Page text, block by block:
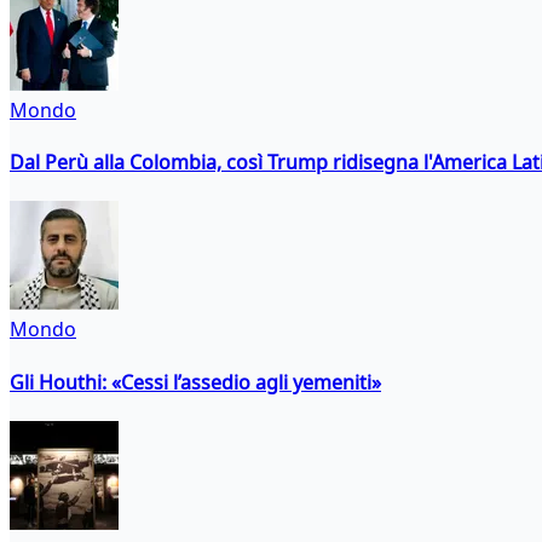
Mondo
Dal Perù alla Colombia, così Trump ridisegna l'America
Mondo
Gli Houthi: «Cessi l’assedio agli yemeniti»